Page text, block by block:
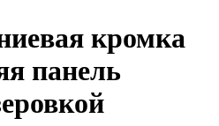
кромка
панель